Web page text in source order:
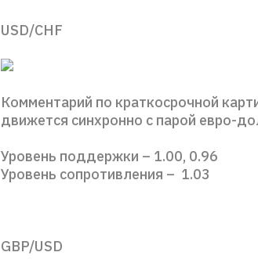
USD/CHF
Комментарий по краткосрочной
движется синхронно с парой евро-
Уровень поддержки – 1.00, 0.96
Уровень сопротивления – 1.03
GBP/USD